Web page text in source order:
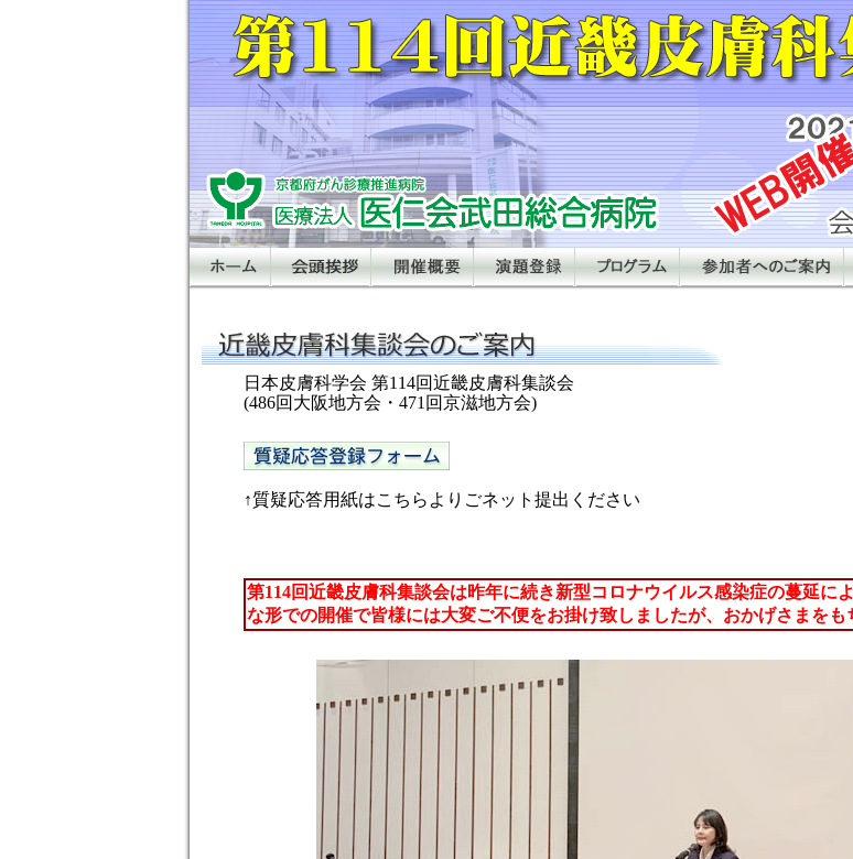
日本皮膚科学会 第114回近畿皮膚科集談会
(486回大阪地方会・471回京滋地方会)
↑質疑応答用紙はこちらよりごネット提出ください
第114回近畿皮膚科集談会は昨年に続き新型コロナウイルス感染症の蔓延に
な形での開催で皆様には大変ご不便をお掛け致しましたが、おかげさまをも